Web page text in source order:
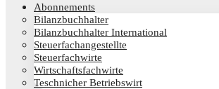
Abon­ne­ments
Bilanz­buch­hal­ter
Bilanz­buch­hal­ter International
Steu­er­fach­an­ge­stell­te
Steu­er­fach­wir­te
Wirt­schafts­fach­wir­te
Teschni­cher Betriebswirt